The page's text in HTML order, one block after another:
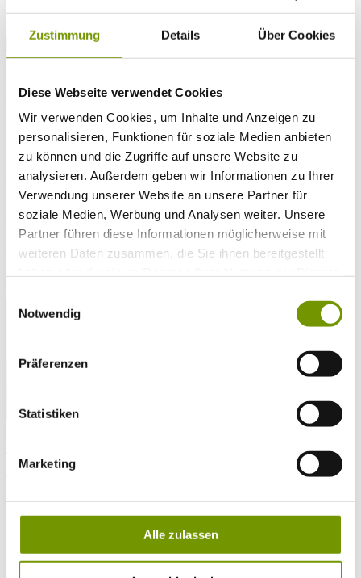
Zustimmung Details Über Cookies
Diese Webseite verwendet Cookies
Wir verwenden Cookies, um Inhalte und Anzeigen zu
personalisieren, Funktionen für soziale Medien anbieten
zu können und die Zugriffe auf unsere Website zu
analysieren. Außerdem geben wir Informationen zu Ihrer
Verwendung unserer Website an unsere Partner für
soziale Medien, Werbung und Analysen weiter. Unsere
Partner führen diese Informationen möglicherweise mit
weiteren Daten zusammen, die Sie ihnen bereitgestellt
Notwendig
Präferenzen
Statistiken
Marketing
Alle zulassen
* Plichtfeld
VOLLTEXTSUCHE
WETTER & WASSERTEMPERATUR
Klar/Sonnig22°C
25°C
So 09.08
27°C
Wassertemperatur
25°CWaginger Segelclub
25°CCampingplatz Gut Horn
25°CStrandbad Seeteufel
Tel. +49 (0) 86 81/3 13
info@waginger-see.de
Gastgeber des Jahres 2021
Gastgeber des Monats Juni - Moierhof Waging
Im Moierhof der Familie Schneider in Hirschhalm können Feriengästen
nach Herzenslust in das Landleben eintauchen.